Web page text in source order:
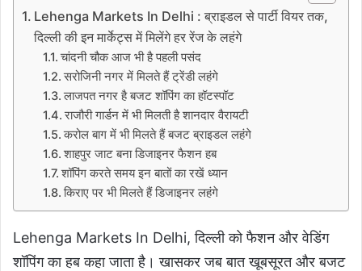
Lehenga Markets In Delhi : ब्राइडल से पार्टी वियर तक,
दिल्ली की इन मार्केट्स में मिलेंगे हर रेंज के लहंगे
चांदनी चौक आज भी है पहली पसंद
सरोजिनी नगर में मिलते हैं ट्रेंडी लहंगे
लाजपत नगर है बजट शॉपिंग का हॉटस्पॉट
राजौरी गार्डन में भी मिलती है शानदार वैरायटी
करोल बाग में भी मिलते हैं बजट ब्राइडल लहंगे
शाहपुर जाट बना डिजाइनर फैशन हब
शॉपिंग करते समय इन बातों का रखें ध्यान
किराए पर भी मिलते हैं डिजाइनर लहंगे
Lehenga Markets In Delhi, दिल्ली को फैशन और वेडिंग
शॉपिंग का हब कहा जाता है। खासकर जब बात खूबसूरत और बजट